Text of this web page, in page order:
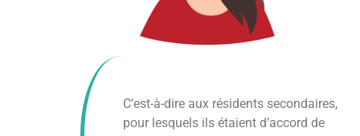
C’est-à-dire aux résidents secondaires,
pour lesquels ils étaient d’accord de